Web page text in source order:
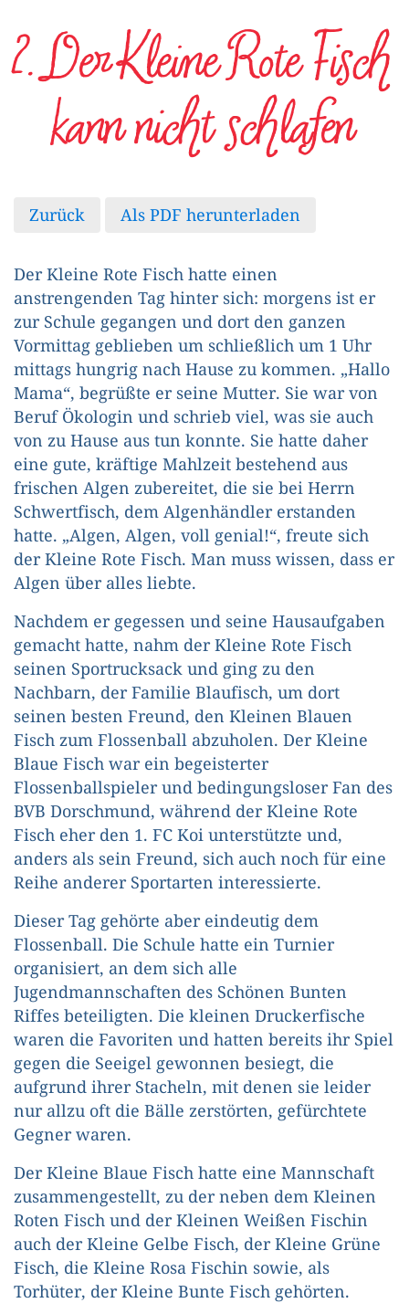
2. Der Kleine Rote Fisch
kann nicht schlafen
Zurück Als PDF herunterladen
Der Kleine Rote Fisch hatte einen
anstrengenden Tag hinter sich: morgens ist er
zur Schule gegangen und dort den ganzen
Vormittag geblieben um schließlich um 1 Uhr
mittags hungrig nach Hause zu kommen. „Hallo
Mama“, begrüßte er seine Mutter. Sie war von
Beruf Ökologin und schrieb viel, was sie auch
von zu Hause aus tun konnte. Sie hatte daher
eine gute, kräftige Mahlzeit bestehend aus
frischen Algen zubereitet, die sie bei Herrn
Schwertfisch, dem Algenhändler erstanden
hatte. „Algen, Algen, voll genial!“, freute sich
der Kleine Rote Fisch. Man muss wissen, dass er
Algen über alles liebte.
Nachdem er gegessen und seine Hausaufgaben
gemacht hatte, nahm der Kleine Rote Fisch
seinen Sportrucksack und ging zu den
Nachbarn, der Familie Blaufisch, um dort
seinen besten Freund, den Kleinen Blauen
Fisch zum Flossenball abzuholen. Der Kleine
Blaue Fisch war ein begeisterter
Flossenballspieler und bedingungsloser Fan des
BVB Dorschmund, während der Kleine Rote
Fisch eher den 1. FC Koi unterstützte und,
anders als sein Freund, sich auch noch für eine
Reihe anderer Sportarten interessierte.
Dieser Tag gehörte aber eindeutig dem
Flossenball. Die Schule hatte ein Turnier
organisiert, an dem sich alle
Jugendmannschaften des Schönen Bunten
Riffes beteiligten. Die kleinen Druckerfische
waren die Favoriten und hatten bereits ihr Spiel
gegen die Seeigel gewonnen besiegt, die
aufgrund ihrer Stacheln, mit denen sie leider
nur allzu oft die Bälle zerstörten, gefürchtete
Gegner waren.
Der Kleine Blaue Fisch hatte eine Mannschaft
zusammengestellt, zu der neben dem Kleinen
Roten Fisch und der Kleinen Weißen Fischin
auch der Kleine Gelbe Fisch, der Kleine Grüne
Fisch, die Kleine Rosa Fischin sowie, als
Torhüter, der Kleine Bunte Fisch gehörten.